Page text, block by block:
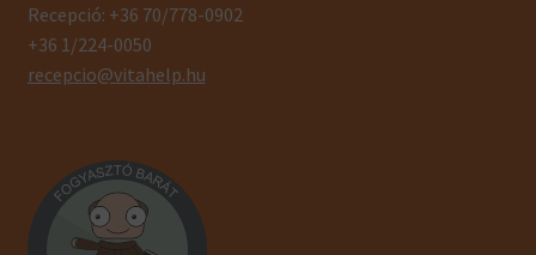
Recepció: +36 70/778-0902
+36 1/224-0050
recepcio@vitahelp.hu